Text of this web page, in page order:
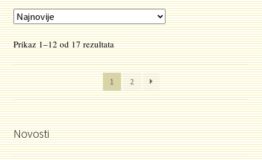
Prikaz 1–12 od 17 rezultataSortirano
po
najnovijem
1 2
Novosti